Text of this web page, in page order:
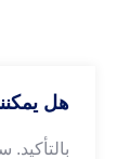
هل
بالتأكيد.